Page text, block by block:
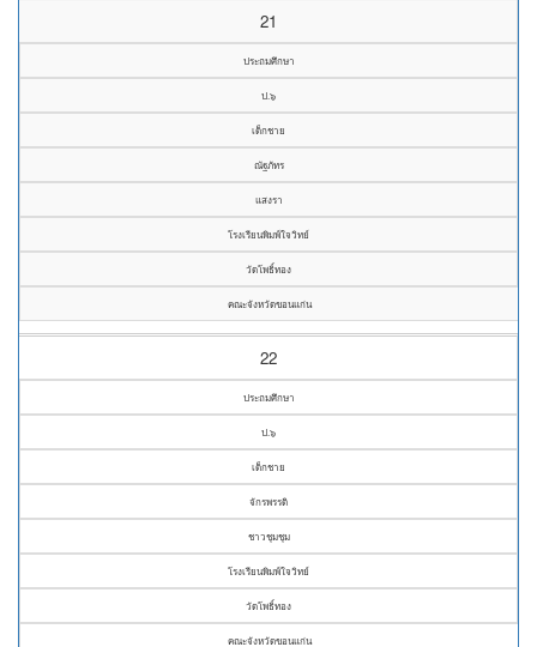
21
ประถมศึกษา
ป.๖
เด็กชาย
ณัฐภัทร
แสงรา
โรงเรียนพิมพ์ใจวิทย์
วัดโพธิ์ทอง
คณะจังหวัดขอนแก่น
22
ประถมศึกษา
ป.๖
เด็กชาย
จักรพรรดิ
ชาวชุมชุม
โรงเรียนพิมพ์ใจวิทย์
วัดโพธิ์ทอง
คณะจังหวัดขอนแก่น